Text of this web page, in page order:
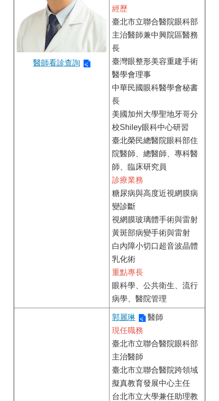
醫師看診查詢
經歷
臺北市立聯合醫院眼科部
主治醫師兼中興院區醫務
長
臺灣眼整形美容重建手術
醫學會理事
中華民國眼科醫學會秘書
長
美國加州大學聖地牙哥分
校Shiley眼科中心研習
臺北榮民總醫院眼科部住
院醫師、總醫師、專科醫
師、臨床研究員
診療業務
糖尿病與高度近視網膜病
變診斷
視網膜玻璃體手術與雷射
黃斑部病變手術與雷射
白內障小切口超音波晶體
乳化術
重點專長
眼科學、公共衛生、流行
病學、醫院管理
郭麗琳
醫師
現任職務
臺北市立聯合醫院眼科部
主治醫師
臺北市立聯合醫院跨領域
擬真教育發展中心主任
台北市立大學兼任助理教